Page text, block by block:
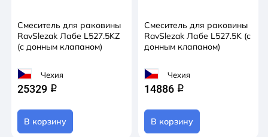
Смеситель для раковины
RavSlezak Лабе L527.5KZ
(с донным клапаном)
Чехия
25329 q
В корзину
Смеситель для раковины
RavSlezak Лабе L527.5K (с
донным клапаном)
Чехия
14886 q
В корзину